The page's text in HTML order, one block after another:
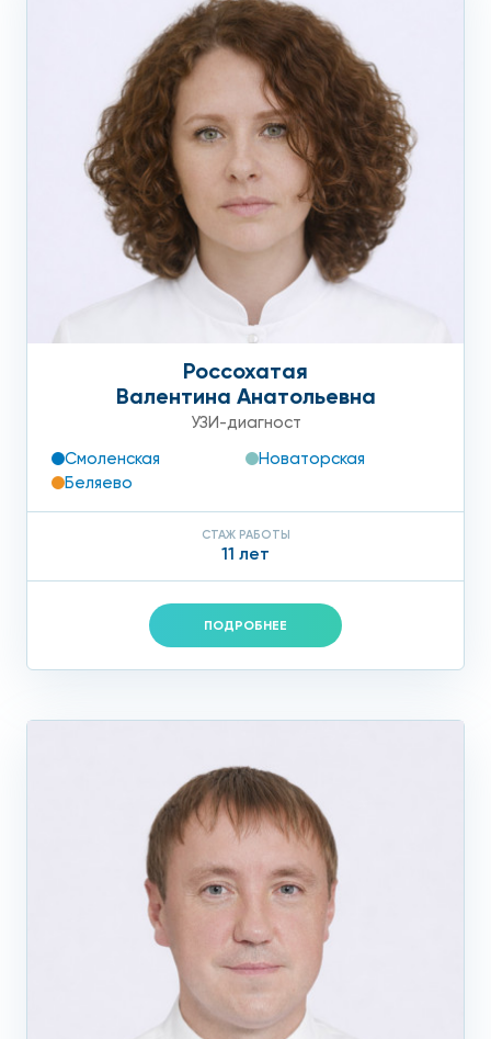
Россохатая
Валентина Анатольевна
УЗИ-диагност
Смоленская
Новаторская
Беляево
СТАЖ РАБОТЫ
11 лет
ПОДРОБНЕЕ